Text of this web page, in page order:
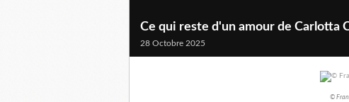
Ce qui reste d'un amour de Carlotta
28 Octobre 2025
©